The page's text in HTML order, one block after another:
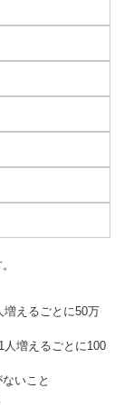
増えるごとに50万
増えるごとに100
いこと